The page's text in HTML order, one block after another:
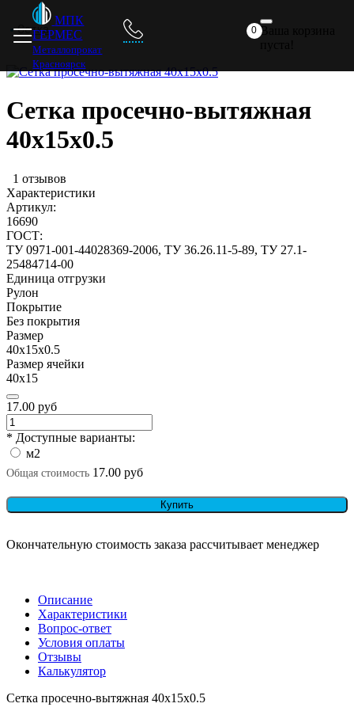
МПК
ГЕРМЕС
Металлопрокат
Красноярск
0 Ваша корзина
Сетка
Сетка просечно-вытяжная
40х15х0.5
1 отзывов
Характеристики
Артикул:
16690
ГОСТ:
ТУ 0971-001-44028369-2006, ТУ 36.26.11-5-89, ТУ 27.1-
25484714-00
Единица отгрузки
Рулон
Покрытие
Без покрытия
Размер
40х15х0.5
Размер ячейки
40х15
17.00 руб
* Доступные варианты:
м2
Общая стоимость 17.00 руб
Купить
Окончательную стоимость заказа рассчитывает менеджер
Описание
Характеристики
Вопрос-ответ
Условия оплаты
Отзывы
Калькулятор
Сетка просечно-вытяжная 40х15х0.5